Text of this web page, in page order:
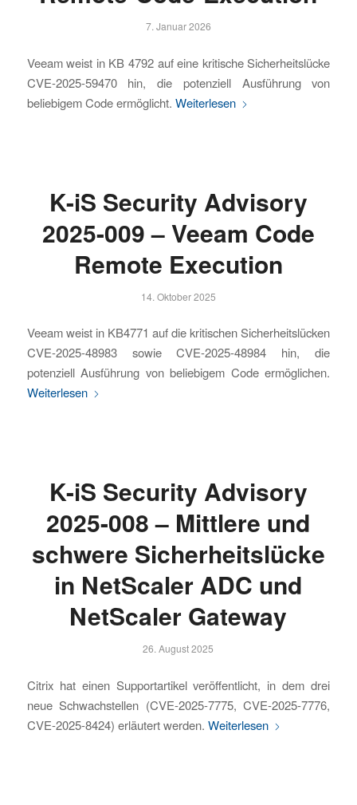
7. Januar 2026
Veeam weist in KB 4792 auf eine kritische Sicherheitslücke
CVE-2025-59470 hin, die potenziell Ausführung von
beliebigem Code ermöglicht. Weiterlesen
K-iS Security Advisory
2025-009 – Veeam Code
Remote Execution
14. Oktober 2025
Veeam weist in KB4771 auf die kritischen Sicherheitslücken
CVE-2025-48983 sowie CVE-2025-48984 hin, die
potenziell Ausführung von beliebigem Code ermöglichen.
Weiterlesen
K-iS Security Advisory
2025-008 – Mittlere und
schwere Sicherheitslücke
in NetScaler ADC und
NetScaler Gateway
26. August 2025
Citrix hat einen Supportartikel veröffentlicht, in dem drei
neue Schwachstellen (CVE-2025-7775, CVE-2025-7776,
CVE-2025-8424) erläutert werden. Weiterlesen